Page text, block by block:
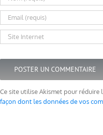
Ce site utilise Akismet pour réduire
façon dont les données de vos